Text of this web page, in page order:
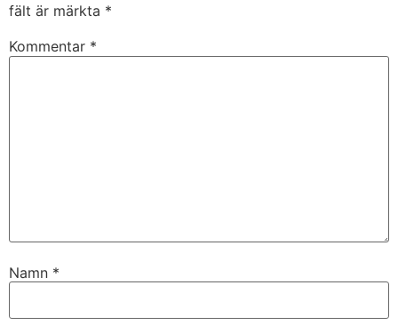
fält är märkta *
Kommentar *
Namn *